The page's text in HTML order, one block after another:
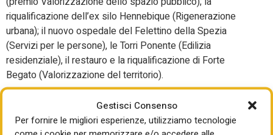
Gestisci Consenso
Per fornire le migliori esperienze, utilizziamo tecnologie
riqualificazione dell’ex silo Hennebique (Rigenerazione
urbana); il nuovo ospedale del Felettino della Spezia
(Servizi per le persone), le Torri Ponente (Edilizia
residenziale), il restauro e la riqualificazione di Forte
Begato (Valorizzazione del territorio).
Pescara, 28 offerte per il
conservatorio